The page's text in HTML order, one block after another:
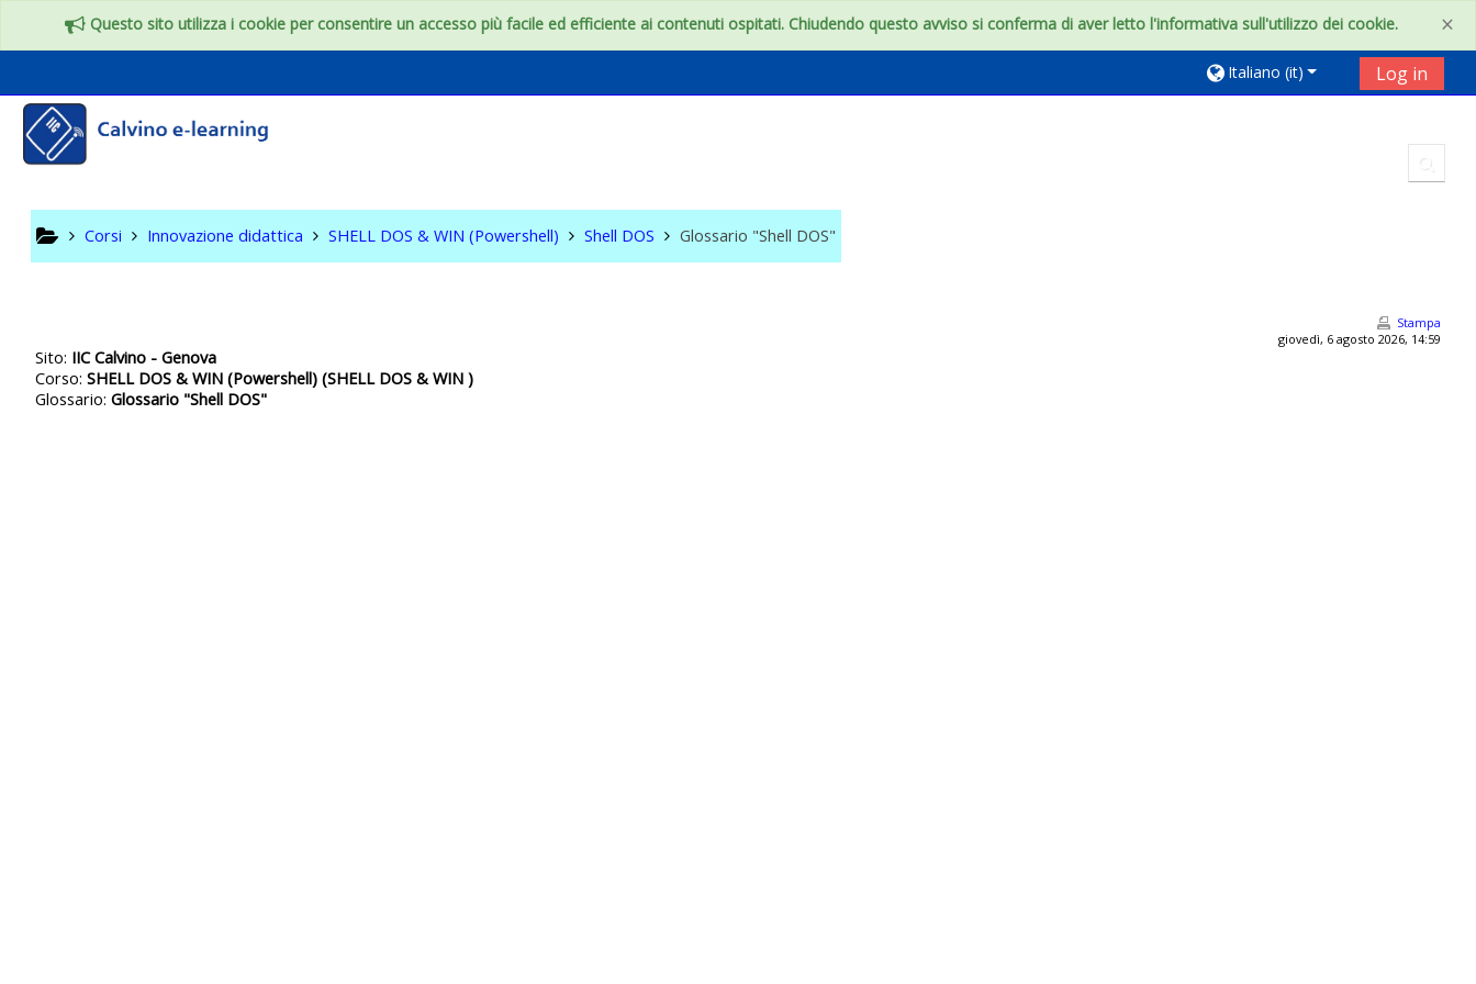
×
Questo sito utilizza i cookie per consentire un accesso più facile ed efficiente ai contenuti ospitati. Chiudendo questo avviso si conferma di aver letto l'informativa sull'utilizzo dei cookie.
Italiano ‎(it)‎ Log in
Corsi Innovazione didattica SHELL DOS & WIN (Powershell) Shell DOS Glossario "Shell DOS"
Stampa
giovedì, 6 agosto 2026, 14:59
Sito: IIC Calvino - Genova
Corso:SHELL DOS & WIN (Powershell) (SHELL DOS & WIN )
Glossario:Glossario "Shell DOS"